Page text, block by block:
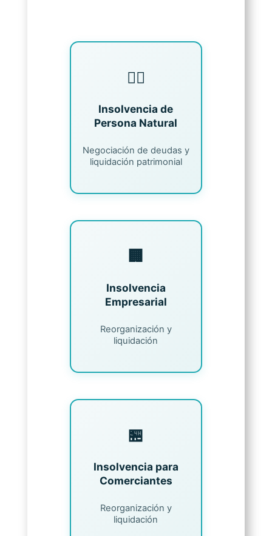
🧑‍⚖️
Insolvencia de
Persona Natural
Negociación de deudas y
liquidación patrimonial
🏢
Insolvencia
Empresarial
Reorganización y
liquidación
🏪
Insolvencia para
Comerciantes
Reorganización y
liquidación